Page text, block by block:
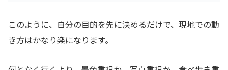
このように、自分の目的を先に決めるだけで、現地での動
き方はかなり楽になります。